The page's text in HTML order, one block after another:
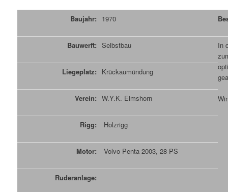
Baujahr: 1970
Bauwerft: Selbstbau
In
Liegeplatz: Krückaumündung
Verein: W.Y.K. Elmshorn
Rigg: Holzrigg
Motor: Volvo Penta 2003, 28 PS
Ruderanlage: